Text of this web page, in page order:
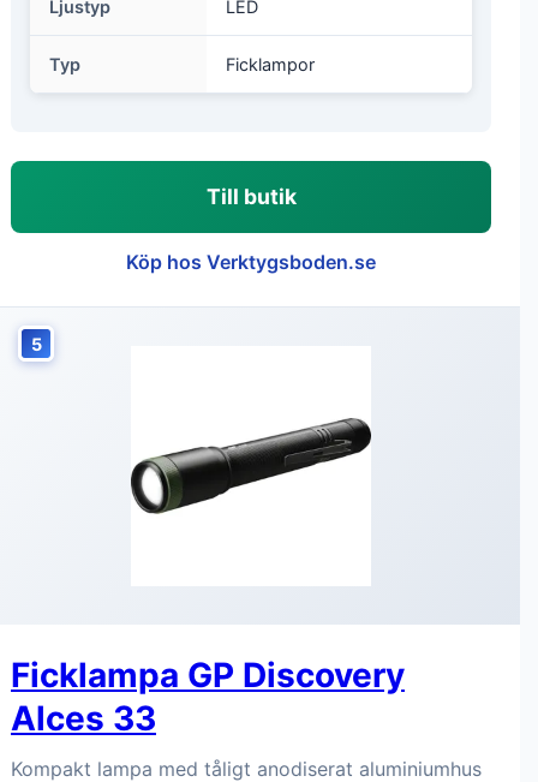
Ljustyp LED
Typ Ficklampor
Till butik
Köp hos Verktygsboden.se
5
Ficklampa GP Discovery
Alces 33
Kompakt lampa med tåligt anodiserat aluminiumhus